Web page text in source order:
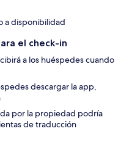
a disponibilidad
el check-in
a los huéspedes cuando
descargar la app,
por la propiedad podría
de traducción